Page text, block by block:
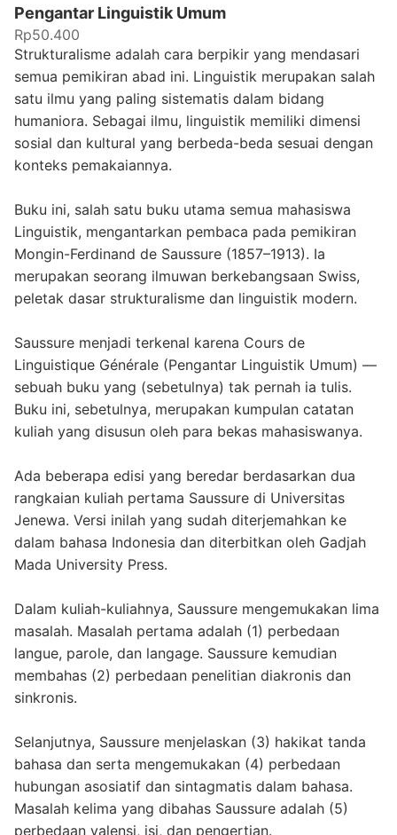
Pengantar Linguistik Umum
Rp50.400
Strukturalisme adalah cara berpikir yang mendasari
semua pemikiran abad ini. Linguistik merupakan salah
satu ilmu yang paling sistematis dalam bidang
humaniora. Sebagai ilmu, linguistik memiliki dimensi
sosial dan kultural yang berbeda-beda sesuai dengan
konteks pemakaiannya.
Buku ini, salah satu buku utama semua mahasiswa
Linguistik, mengantarkan pembaca pada pemikiran
Mongin-Ferdinand de Saussure (1857–1913). Ia
merupakan seorang ilmuwan berkebangsaan Swiss,
peletak dasar strukturalisme dan linguistik modern.
Saussure menjadi terkenal karena Cours de
Linguistique Générale (Pengantar Linguistik Umum) —
sebuah buku yang (sebetulnya) tak pernah ia tulis.
Buku ini, sebetulnya, merupakan kumpulan catatan
kuliah yang disusun oleh para bekas mahasiswanya.
Ada beberapa edisi yang beredar berdasarkan dua
rangkaian kuliah pertama Saussure di Universitas
Jenewa. Versi inilah yang sudah diterjemahkan ke
dalam bahasa Indonesia dan diterbitkan oleh Gadjah
Mada University Press.
Dalam kuliah-kuliahnya, Saussure mengemukakan lima
masalah. Masalah pertama adalah (1) perbedaan
langue, parole, dan langage. Saussure kemudian
membahas (2) perbedaan penelitian diakronis dan
sinkronis.
Selanjutnya, Saussure menjelaskan (3) hakikat tanda
bahasa dan serta mengemukakan (4) perbedaan
hubungan asosiatif dan sintagmatis dalam bahasa.
Masalah kelima yang dibahas Saussure adalah (5)
perbedaan valensi, isi, dan pengertian.